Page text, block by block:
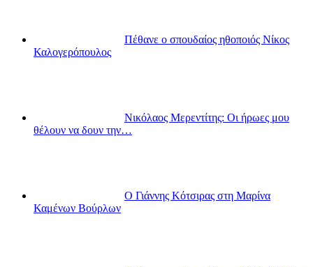
Πέθανε ο σπουδαίος ηθοποιός Νίκος
Καλογερόπουλος
Νικόλαος Μερεντίτης: Οι ήρωες μου
θέλουν να δουν την…
Ο Γιάννης Κότσιρας στη Μαρίνα
Καμένων Βούρλων